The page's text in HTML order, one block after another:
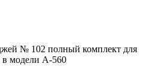
№ 102 полный комплект для
в модели А-560